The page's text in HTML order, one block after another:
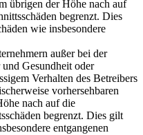
übrigen der Höhe nach auf
begrenzt. Dies
wie insbesondere
außer bei der
Gesundheit oder
Verhalten des Betreibers
vorhersehbaren
nach auf die
begrenzt. Dies gilt
entgangenen